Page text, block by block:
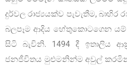
දුර්වල රාජ්‍යයක්ව පැවැතීම,
බලපෑම ආදිය හේතුකොටගෙන
සිටි බැවිනි. 1494 දී ඉතාලිය
ජනජීවිතය මුළුමනින්ම අවුල්